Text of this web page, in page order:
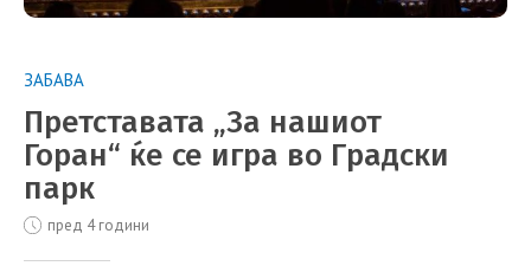
ЗАБАВА
Претставата „За нашиот
Горан“ ќе се игра во Градски
парк
пред 4 години